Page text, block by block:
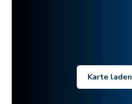
Karte laden